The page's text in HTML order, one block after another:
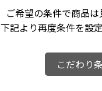
ご希望の条件で商品は
下記より再度条件を設
こだわり